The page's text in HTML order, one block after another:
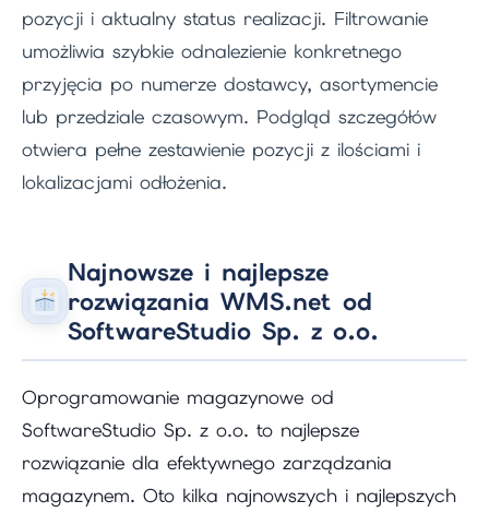
pozycji i aktualny status realizacji. Filtrowanie
umożliwia szybkie odnalezienie konkretnego
przyjęcia po numerze dostawcy, asortymencie
lub przedziale czasowym. Podgląd szczegółów
otwiera pełne zestawienie pozycji z ilościami i
lokalizacjami odłożenia.
Najnowsze i najlepsze
rozwiązania WMS.net od
SoftwareStudio Sp. z o.o.
Oprogramowanie magazynowe od
SoftwareStudio Sp. z o.o. to najlepsze
rozwiązanie dla efektywnego zarządzania
magazynem. Oto kilka najnowszych i najlepszych